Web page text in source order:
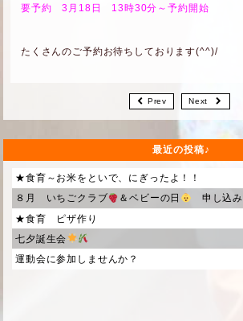
要予約 3月18日 13時30分～予約開始
たくさんのご予約お待ちしております(^^)/
Prev Next
最近の投稿
★食育～お米をといで、にぎったよ！！
８月 いちごクラブ
＆ベビーの日
申し込み
★食育 ピザ作り
七夕誕生会
運動会に参加しませんか？